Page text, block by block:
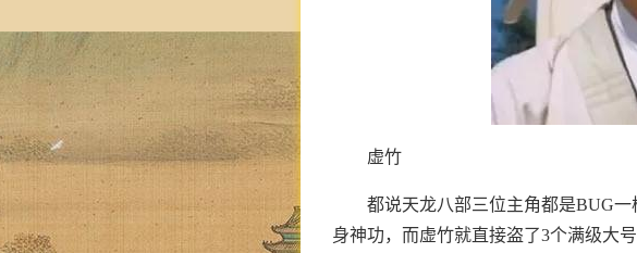
虚竹
都说天龙八部三位主角都是BUG
身神功，而虚竹就直接盗了3个满级大